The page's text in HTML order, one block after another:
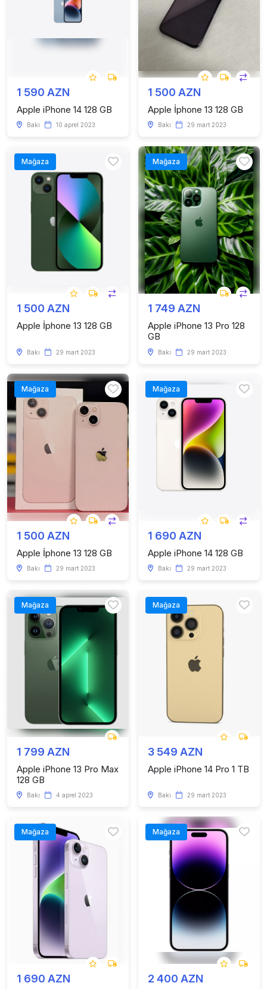
1 590 AZN
Apple iPhone 14 128 GB
Bakı 10 aprel 2023
1 500 AZN
Apple İphone 13 128 GB
Bakı 29 mart 2023
Mağaza
1 500 AZN
Apple İphone 13 128 GB
Bakı 29 mart 2023
Mağaza
1 749 AZN
Apple iPhone 13 Pro 128
GB
Bakı 29 mart 2023
Mağaza
1 500 AZN
Apple İphone 13 128 GB
Bakı 29 mart 2023
Mağaza
1 690 AZN
Apple iPhone 14 128 GB
Bakı 29 mart 2023
Mağaza
1 799 AZN
Apple iPhone 13 Pro Max
128 GB
Bakı 4 aprel 2023
Mağaza
3 549 AZN
Apple iPhone 14 Pro 1 TB
Bakı 29 mart 2023
Mağaza
1 690 AZN
Mağaza
2 400 AZN